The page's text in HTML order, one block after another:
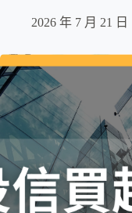
2026 年 7 月 21 日